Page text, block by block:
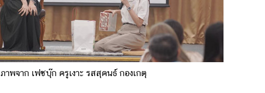
ภาพจาก เฟซบุ๊ก ครูเงาะ รสสุคนธ์ กองเกตุ